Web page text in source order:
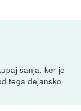
sanja, ker je
tega dejansko